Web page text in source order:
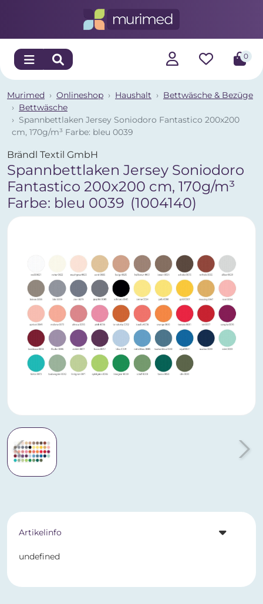
0
Murimed Onlineshop Haushalt
Bettwäsche & Bezüge
Bettwäsche
Spannbettlaken Jersey Soniodoro Fantastico 200x200
cm, 170g/m³ Farbe: bleu 0039
Brändl Textil GmbH
Spannbettlaken Jersey Soniodoro
Fantastico 200x200 cm, 170g/m³
Farbe: bleu 0039 (1004140)
Artikelinfo
undefined